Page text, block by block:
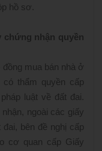
hồ sơ.
nhận quyền
mua bán nhà ở
thẩm quyền cấp
luật về đất đai.
ngoài các giấy
bên đề nghị cấp
cơ quan cấp Giấy